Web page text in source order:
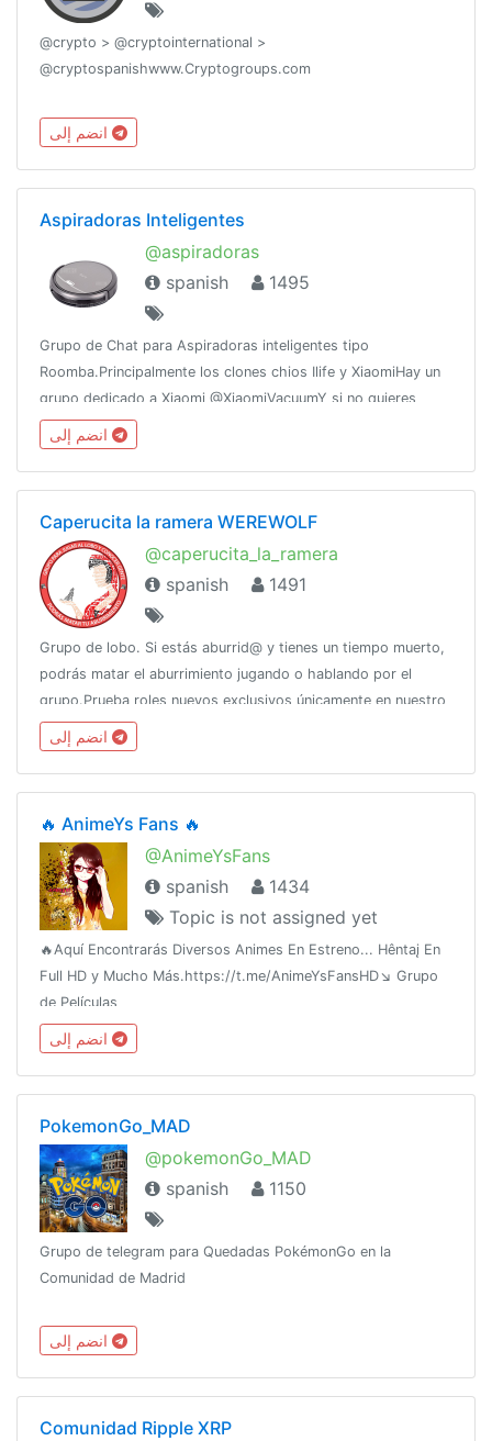
@crypto > @cryptointernational >
@cryptospanishwww.Cryptogroups.com
Aspiradoras Inteligentes
@aspiradoras
spanish
1495
Grupo de Chat para Aspiradoras inteligentes tipo
Roomba.Principalmente los clones chios Ilife y XiaomiHay un
grupo dedicado a Xiaomi @XiaomiVacuumY si no quieres
perderte las ofertas pasa por @Solo_chollosLink del grupo
t.me/aspiradoras
Caperucita la ramera WEREWOLF
@caperucita_la_ramera
spanish
1491
Grupo de lobo. Si estás aburrid@ y tienes un tiempo muerto,
podrás matar el aburrimiento jugando o hablando por el
grupo.Prueba roles nuevos exclusivos únicamente en nuestro
bot: @caperubetabot.Creación: 24/04/2017Mensajes del
grupo: +12M
🔥 AnimeYs Fans 🔥
@AnimeYsFans
spanish
1434
Topic is not assigned yet
🔥Aquí Encontrarás Diversos Animes En Estreno... Hêntaį En
Full HD y Mucho Más.https://t.me/AnimeYsFansHD↘️ Grupo
de Películas
HD@CinePeliculasEstrenohttps://t.me/joinchat/
🔥Grupo de Hëntaîhttps://t.me/AnimeYsHentaila
PokemonGo_MAD
@pokemonGo_MAD
spanish
1150
Grupo de telegram para Quedadas PokémonGo en la
Comunidad de Madrid
Comunidad Ripple XRP